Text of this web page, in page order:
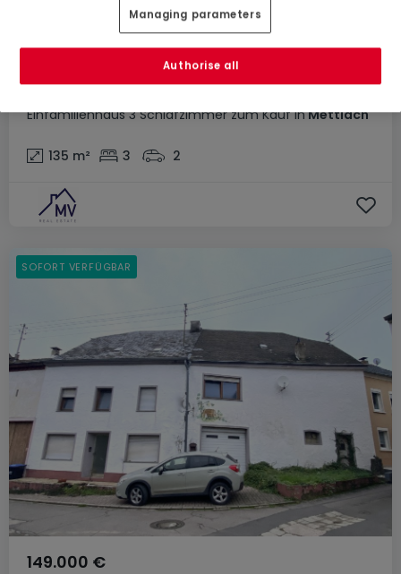
Einfamilienhaus 3 Schlafzimmer zum Kauf inMettlach
189.000 €
135 m² 3 2
149.000 €
SOFORT VERFÜGBAR
Managing parameters
Authorise all